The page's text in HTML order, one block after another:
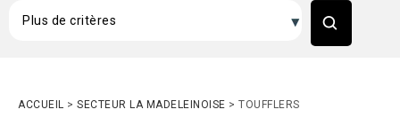
ACCUEIL > SECTEUR LA MADELEINOISE > TOUFFLERS